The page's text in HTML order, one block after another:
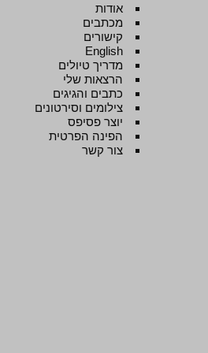
אודות
מכתבים
קישורים
English
מדריך טיולים
הרצאות שלי
כתבים והגיגים
צילומים וסירטונים
יוצר פסיפס
הפינה הפרטית
צור קשר